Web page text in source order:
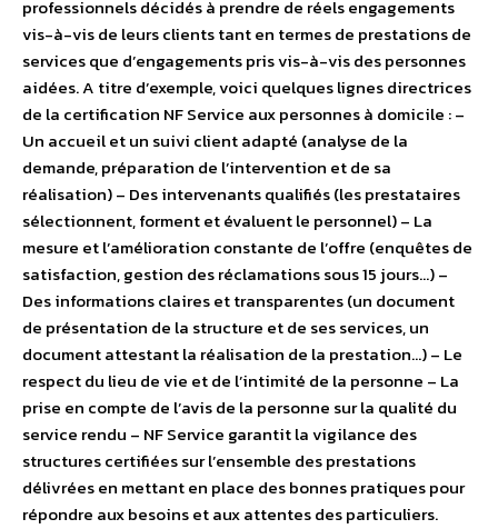
professionnels décidés à prendre de réels engagements
vis-à-vis de leurs clients tant en termes de prestations de
services que d’engagements pris vis-à-vis des personnes
aidées. A titre d’exemple, voici quelques lignes directrices
de la certification NF Service aux personnes à domicile : –
Un accueil et un suivi client adapté (analyse de la
demande, préparation de l’intervention et de sa
réalisation) – Des intervenants qualifiés (les prestataires
sélectionnent, forment et évaluent le personnel) – La
mesure et l’amélioration constante de l’offre (enquêtes de
satisfaction, gestion des réclamations sous 15 jours…) –
Des informations claires et transparentes (un document
de présentation de la structure et de ses services, un
document attestant la réalisation de la prestation…) – Le
respect du lieu de vie et de l’intimité de la personne – La
prise en compte de l’avis de la personne sur la qualité du
service rendu – NF Service garantit la vigilance des
structures certifiées sur l’ensemble des prestations
délivrées en mettant en place des bonnes pratiques pour
répondre aux besoins et aux attentes des particuliers.